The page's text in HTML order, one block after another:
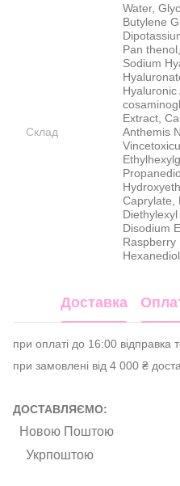
Склад
Water,
Butylene
Pan
Sodium
Hyaluronic
Extract,
Anthemis
Caprylate,
Disodium
Raspberry
Доставка
при оплаті до 16:00 відправка
при замовлені від 4 000 ₴
ДОСТАВЛЯЄМО:
Новою Поштою
Укрпоштою